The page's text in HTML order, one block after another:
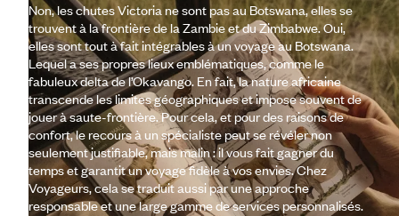
Non, les chutes Victoria ne sont pas au Botswana, elles se
trouvent à la frontière de la Zambie et du Zimbabwe. Oui,
elles sont tout à fait intégrables à un voyage au Botswana.
Lequel a ses propres lieux emblématiques, comme le
fabuleux delta de l’Okavango. En fait, la nature africaine
transcende les limites géographiques et impose souvent de
jouer à saute-frontière. Pour cela, et pour des raisons de
confort, le recours à un spécialiste peut se révéler non
seulement justifiable, mais malin : il vous fait gagner du
temps et garantit un voyage fidèle à vos envies. Chez
Voyageurs, cela se traduit aussi par une approche
responsable et une large gamme de services personnalisés.